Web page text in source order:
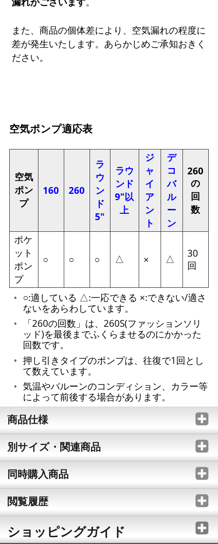
また、商品の個体差により、空気漏れの程度に
差が発生いたします。あらかじめご承知おきく
ださい。
空気ポンプ適応表
空気
ポン
プ
160 260
ラ
ウ
ン
ド
5"
ラウ
ンド
9"以
上
ジ
ャ
イ
ア
ン
ト
デ
コ
バ
ル
ー
ン
260
の
回
数
ポケ
ット
ポン
プ
○ ○ ○ △ × △
30
回
○:適している △:一応できる ×:できない/適さ
ないをあらわしています。
「260の回数」は、260S(ファッションソリ
ッド)を最後までふくらませるのにかかった
回数です。
押し引きタイプのポンプは、往復で1回とし
て数えています。
気温やバルーンのコンディション、カラー等
によって前後する場合があります。
商品仕様
別サイズ・関連商品
同時購入商品
閲覧履歴
ショッピングガイド